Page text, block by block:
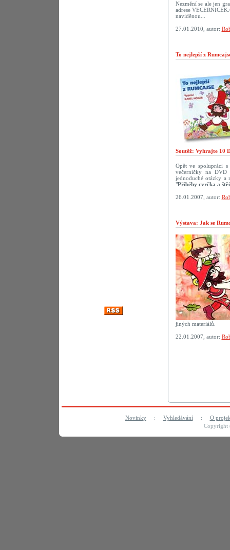
Nezmění se ale jen
adrese
naviděnou...
27.01.2010, autor:
To nejlepší z
Soutěž: Vyhrajte 10
Opět ve spolupráci
večerníčky na
jednoduché otázky a
"Příběhy cvrčka a
26.01.2007, autor:
Výstava: Jak se
jiných materiálů.
22.01.2007, autor:
Novinky: Vyhledávání: O
Copyright